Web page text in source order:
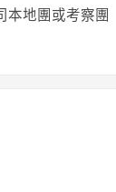
本地團或考察團